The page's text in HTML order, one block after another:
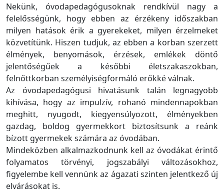
Nekünk, óvodapedagógusoknak rendkívül nagy a
felelősségünk, hogy ebben az érzékeny időszakban
milyen hatások érik a gyerekeket, milyen érzelmeket
közvetítünk. Hiszen tudjuk, az ebben a korban szerzett
élmények, benyomások, érzések, emlékek döntő
jelentőségűek a későbbi életszakaszokban,
felnőttkorban személyiségformáló erőkké válnak.
Az óvodapedagógusi hivatásunk talán legnagyobb
kihívása, hogy az impulzív, rohanó mindennapokban
meghitt, nyugodt, kiegyensúlyozott, élményekben
gazdag, boldog gyermekkort biztosítsunk a reánk
bízott gyermekek számára az óvodában.
Mindeközben alkalmazkodnunk kell az óvodákat érintő
folyamatos törvényi, jogszabályi változásokhoz,
figyelembe kell vennünk az ágazati szinten jelentkező új
elvárásokat is.